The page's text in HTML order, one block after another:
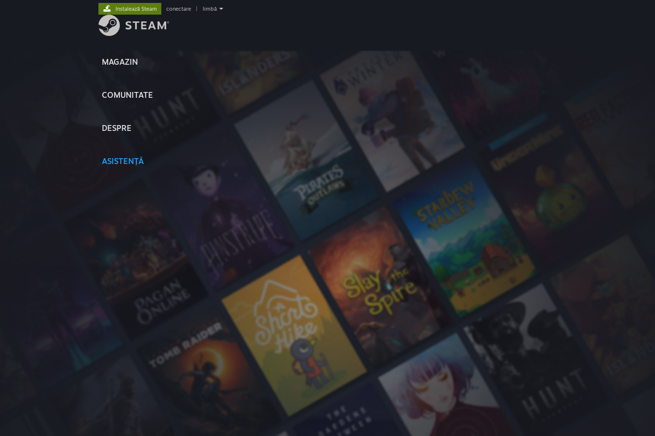
MAGAZIN
COMUNITATE
DESPRE
ASISTENȚĂ
Instalează Steam conectare limbă